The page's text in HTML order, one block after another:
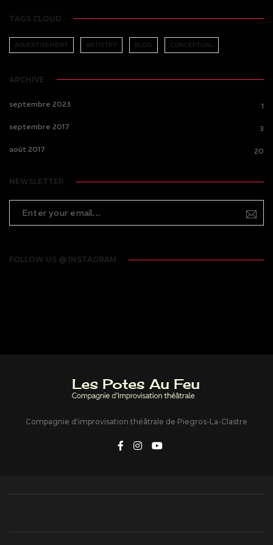
TAGS CLOUD
ADVERTISEMENT ARTISTRY BLOG CONCEPTUAL
ARCHIVE
septembre 2023 1
septembre 2017 3
août 2017 20
NEWSLETTER
FOLLOW US @ INSTAGRAM
Compagnie d'improvisation théâtrale de Piegros-La-Clastre